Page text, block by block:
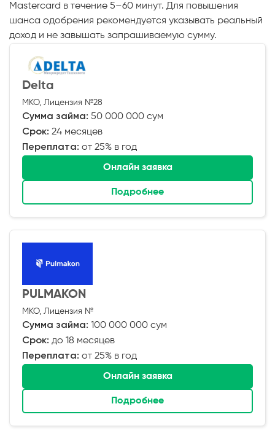
Mastercard в течение 5–60 минут. Для повышения
шанса одобрения рекомендуется указывать реальный
доход и не завышать запрашиваемую сумму.
Delta
МКО, Лицензия №28
Сумма займа: 50 000 000 сум
Срок: 24 месяцев
Переплата: от 25% в год
Онлайн заявка
Подробнее
PULMAKON
МКО, Лицензия №
Сумма займа: 100 000 000 сум
Срок: до 18 месяцев
Переплата: от 25% в год
Онлайн заявка
Подробнее